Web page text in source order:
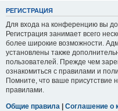
РЕГИСТРАЦИЯ
Для входа на конференцию вы
Регистрация занимает всего
более широкие возможности.
установлены также
пользователей. Прежде чем
ознакомиться с правилами и
Помните, что ваше присутствие
правилами.
Общие правила | Соглашение о